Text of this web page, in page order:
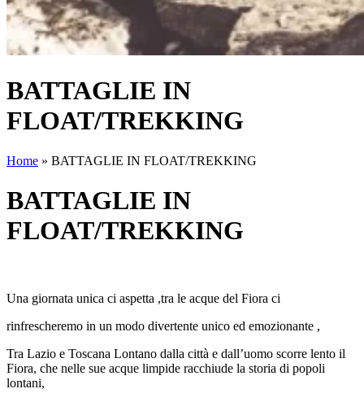
BATTAGLIE IN
FLOAT/TREKKING
Home » BATTAGLIE IN FLOAT/TREKKING
BATTAGLIE IN
FLOAT/TREKKING
Una giornata unica ci aspetta ,tra le acque del Fiora ci
rinfrescheremo in un modo divertente unico ed emozionante ,
Tra Lazio e Toscana Lontano dalla città e dall’uomo scorre lento il
Fiora, che nelle sue acque limpide racchiude la storia di popoli
lontani,